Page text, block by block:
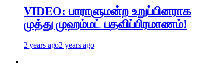
VIDEO: பாராளுமன்ற உறுப்பினராக
முத்து முஹம்மட் பதவிப்பிரமாணம்!
2 years ago2 years ago